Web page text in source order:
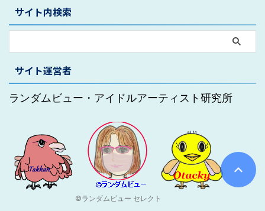
サイト内検索
サイト運営者
ランダムビュー・アイドルアーティスト研究所
©ランダムビュー セレクト